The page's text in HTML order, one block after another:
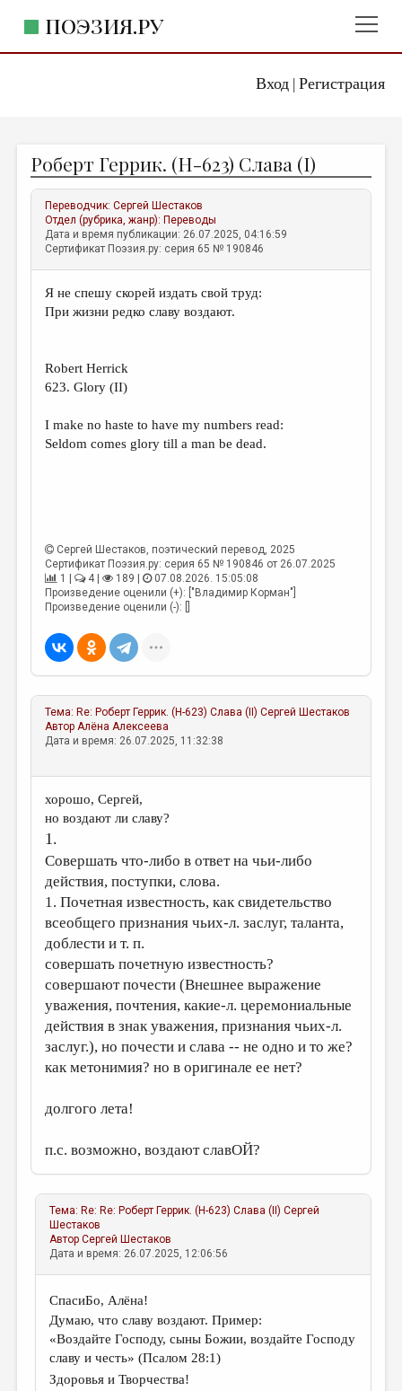
Вход| Регистрация
ПОЭЗИЯ.РУ
ЖАНРЫ
АВТОРЫ
КОММЕНТАРИИ
ЛИТСАЛОН
НОВОСТИ
ОТДЕЛЫ И РУБРИКИ
ИЗБРАННОЕ
ДАЙДЖЕСТ
ДЕТСКАЯ КОМНАТА
КНИЖНАЯ ПОЛКА
ОБЗОР ЛИТЕРАТУРЫ
СТРАНИЦЫ ПАМЯТИ
ОБЪЯВЛЕНИЯ
КОЛОНКА РЕДАКТОРА
РЕДКОЛЛЕГИЯ
ОТ РЕДАКЦИИ
МАЛАЯ ПРОЗА
ЭССЕИСТИКА
ЛИТЕРАТУРОВЕДЕНИЕ
КУЛЬТУРОВЕДЕНИЕ
ПУБЛИЦИСТИКА
РЕЦЕНЗИРОВАНИЕ
ЦИКЛЫ ПУБЛИКАЦИЙ
ТРЕДИАКОВСКИЙ
МЕДИА
Роберт Геррик. (Н-623) Слава (I)
Переводчик:Сергей Шестаков
Отдел (рубрика, жанр): Переводы
Дата и время публикации: 26.07.2025, 04:16:59
Сертификат Поэзия.ру: серия 65 № 190846
Я не спешу скорей издать свой труд:
При жизни редко славу воздают.
Robert Herrick
623. Glory (II)
I make no haste to have my numbers read:
Seldom comes glory till a man be dead.
Сергей Шестаков, поэтический перевод, 2025
Сертификат Поэзия.ру: серия 65 № 190846 от 26.07.2025
1 |
4 | 189 |
07.08.2026. 15:05:08
Произведение оценили (+): ["Владимир Корман"]
Произведение оценили (-): []
Тема: Re: Роберт Геррик. (Н-623) Слава (II) Сергей Шестаков
АвторАлёна Алексеева
Дата и время: 26.07.2025, 11:32:38
хорошо, Сергей,
но воздают ли славу?
1.
Совершать что-либо в ответ на чьи-либо
действия, поступки, слова.
1. Почетная известность, как свидетельство
всеобщего признания чьих-л. заслуг, таланта,
доблести и т. п.
совершать почетную известность?
совершают почести (Внешнее выражение
уважения, почтения, какие-л. церемониальные
действия в знак уважения, признания чьих-л.
заслуг.), но почести и слава -- не одно и то же?
как метонимия? но в оригинале ее нет?
долгого лета!
п.с. возможно, воздают славОЙ?
Тема: Re: Re: Роберт Геррик. (Н-623) Слава (II) Сергей
Шестаков
АвторСергей Шестаков
Дата и время: 26.07.2025, 12:06:56
СпасиБо, Алёна!
Думаю, что славу воздают. Пример:
«Воздайте Господу, сыны Божии, воздайте Господу
славу и честь» (Псалом 28:1)
Здоровья и Творчества!